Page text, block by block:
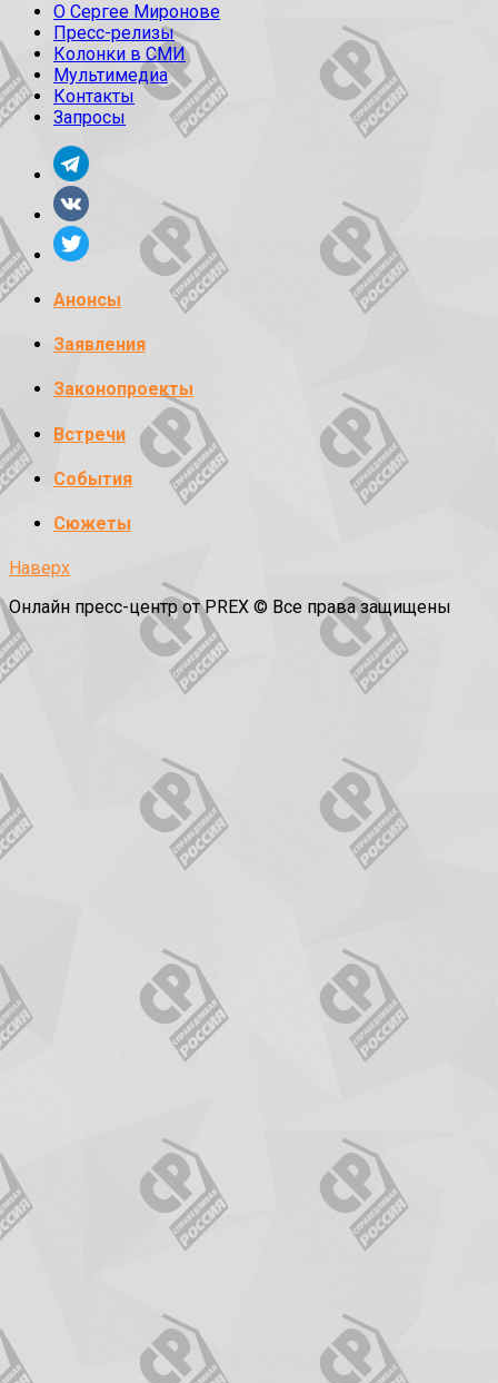
О Сергее Миронове
Пресс-релизы
Колонки в СМИ
Мультимедиа
Контакты
Запросы
Анонсы
Заявления
Законопроекты
Встречи
События
Сюжеты
Наверх
Онлайн пресс-центр от PREX © Все права защищены